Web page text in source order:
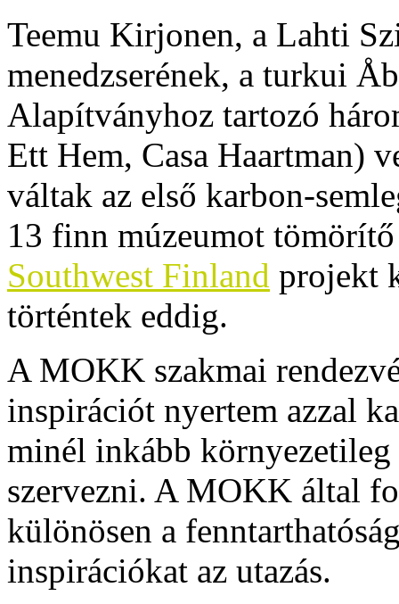
Teemu Kirjonen, a Lahti
menedzserének, a turkui
Alapítványhoz tartozó
Ett Hem, Casa Haartman)
váltak az első karbon-
13 finn múzeumot
Southwest Finland projekt
történtek eddig.
A MOKK szakmai
inspirációt nyertem azzal
minél inkább környezetileg
szervezni. A MOKK által
különösen a
inspirációkat az utazás.